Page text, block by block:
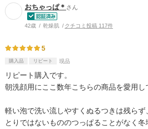
おちゃっぱ＊ さん
42歳 乾燥肌 クチコミ投稿 117件
5
購入品 リピート 現品
リピート購入です。
朝洗顔用にここ数年こちらの商品を愛用し
軽い泡で洗い流しやすくぬるつきは残らず
とりではないもののつっぱることがなく冬